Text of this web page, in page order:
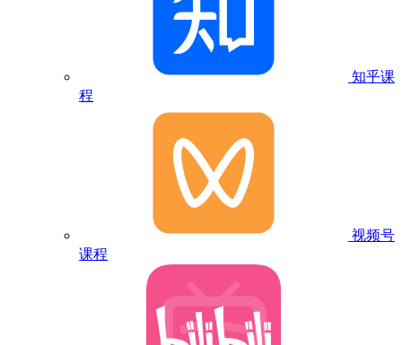
知乎课
程
视频号
课程